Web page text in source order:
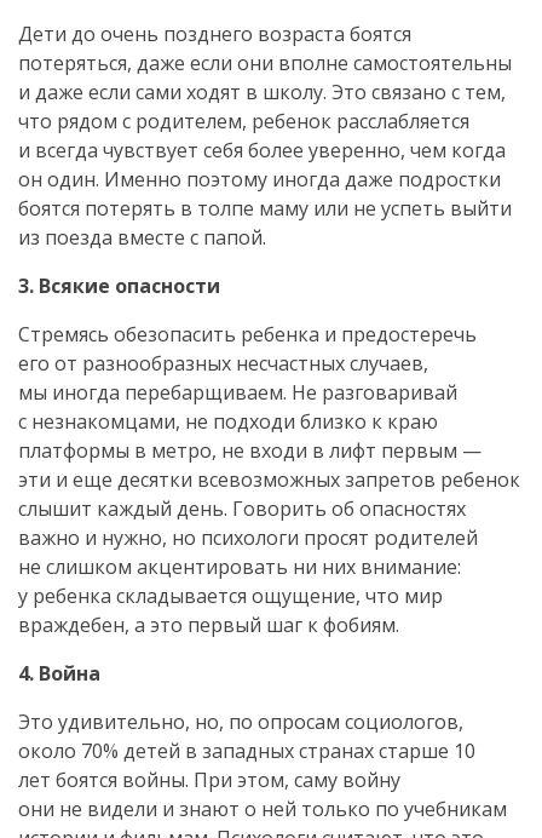
Дети до очень позднего возраста боятся
потеряться, даже если они вполне самостоятельны
и даже если сами ходят в школу. Это связано с тем,
что рядом с родителем, ребенок расслабляется
и всегда чувствует себя более уверенно, чем когда
он один. Именно поэтому иногда даже подростки
боятся потерять в толпе маму или не успеть выйти
из поезда вместе с папой.
3. Всякие опасности
Стремясь обезопасить ребенка и предостеречь
его от разнообразных несчастных случаев,
мы иногда перебарщиваем. Не разговаривай
с незнакомцами, не подходи близко к краю
платформы в метро, не входи в лифт первым —
эти и еще десятки всевозможных запретов ребенок
слышит каждый день. Говорить об опасностях
важно и нужно, но психологи просят родителей
не слишком акцентировать ни них внимание:
у ребенка складывается ощущение, что мир
враждебен, а это первый шаг к фобиям.
4. Война
Это удивительно, но, по опросам социологов,
около 70% детей в западных странах старше 10
лет боятся войны. При этом, саму войну
они не видели и знают о ней только по учебникам